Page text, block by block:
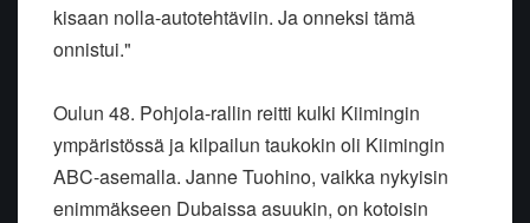
kisaan nolla-autotehtäviin. Ja onneksi tämä
onnistui."
Oulun 48. Pohjola-rallin reitti kulki Kiimingin
ympäristössä ja kilpailun taukokin oli Kiimingin
ABC-asemalla. Janne Tuohino, vaikka nykyisin
enimmäkseen Dubaissa asuukin, on kotoisin